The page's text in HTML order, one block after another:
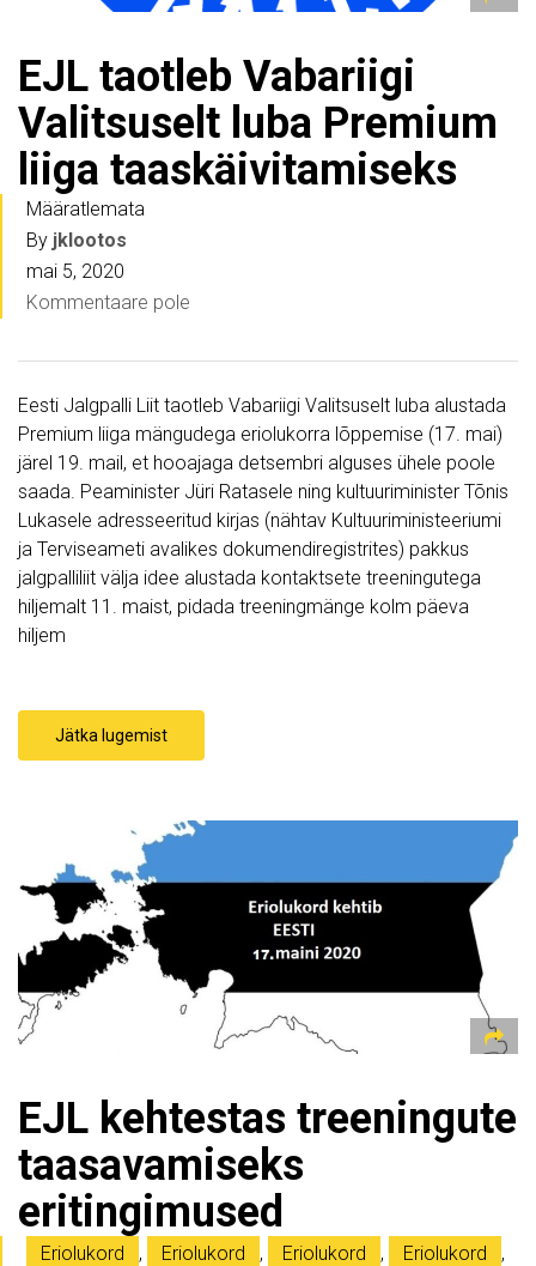
EJL taotleb Vabariigi
Valitsuselt luba Premium
liiga taaskäivitamiseks
Määratlemata
By jklootos
mai 5, 2020
Kommentaare pole
Eesti Jalgpalli Liit taotleb Vabariigi Valitsuselt luba alustada
Premium liiga mängudega eriolukorra lõppemise (17. mai)
järel 19. mail, et hooajaga detsembri alguses ühele poole
saada. Peaminister Jüri Ratasele ning kultuuriminister Tõnis
Lukasele adresseeritud kirjas (nähtav Kultuuriministeeriumi
ja Terviseameti avalikes dokumendiregistrites) pakkus
jalgpalliliit välja idee alustada kontaktsete treeningutega
hiljemalt 11. maist, pidada treeningmänge kolm päeva
hiljem
Jätka lugemist
EJL kehtestas treeningute
taasavamiseks
eritingimused
Eriolukord , Eriolukord , Eriolukord , Eriolukord
,